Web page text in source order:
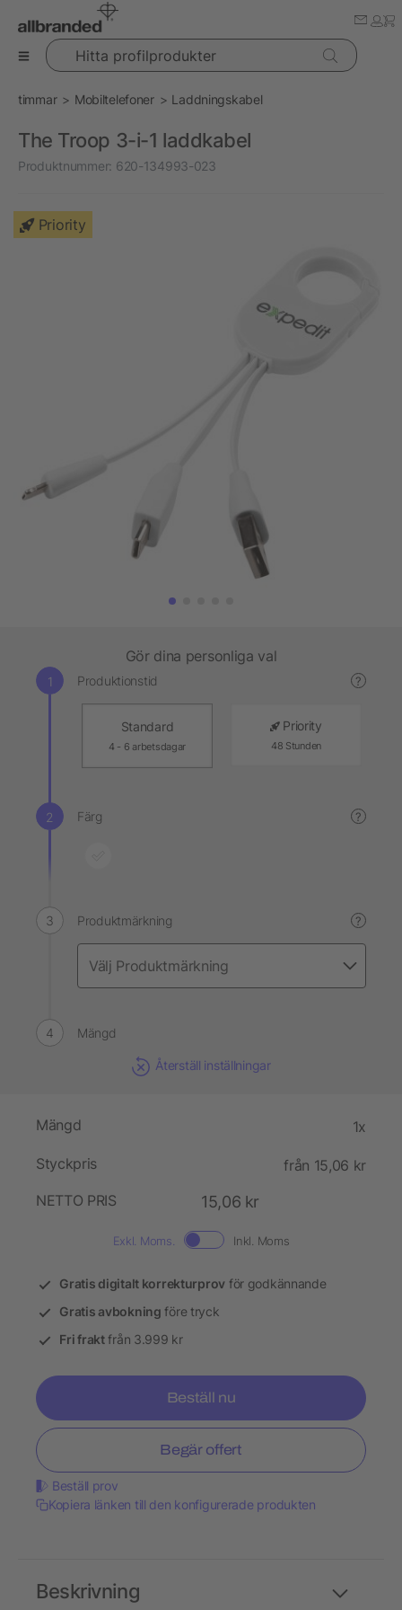
Hitta profilprodukter
timmar Mobiltelefoner Laddningskabel
The Troop 3-i-1 laddkabel
Produktnummer: 620-134993-023
Priority
Gör dina personliga val
Produktionstid ?
Standard
4 - 6 arbetsdagar
Priority
48 Stunden
Färg ?
Produktmärkning ?
Mängd
Återställ inställningar
Mängd 1x
Styckpris
från 15,06 kr
NETTO PRIS
15,06 kr
Exkl. Moms. Inkl. Moms
Gratis digitalt korrekturprov för godkännande
Gratis avbokning före tryck
Fri fraktfrån 3.999 kr
Beställ nu
Begär offert
Beställ prov
Kopiera länken till den konfigurerade produkten
Beskrivning